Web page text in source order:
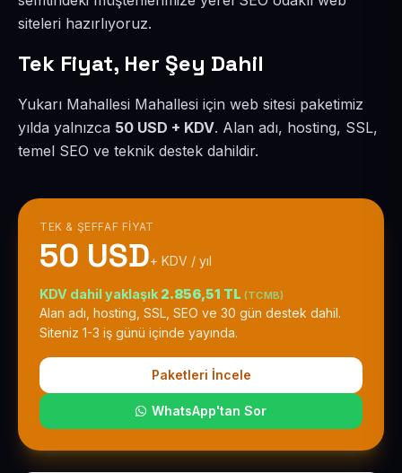
siteleri hazırlıyoruz.
Tek Fiyat, Her Şey Dahil
Yukarı Mahallesi Mahallesi için web sitesi paketimiz
yılda yalnızca 50 USD + KDV. Alan adı, hosting, SSL,
temel SEO ve teknik destek dahildir.
TEK & ŞEFFAF FIYAT
50 USD+ KDV / yıl
KDV dahil yaklaşık 2.856,51 TL (TCMB)
Alan adı, hosting, SSL, SEO ve 30 gün destek dahil.
Siteniz 1-3 iş günü içinde yayında.
Paketleri İncele
WhatsApp'tan Sor